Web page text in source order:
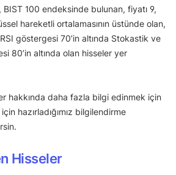
100 endeksinde bulunan, fiyatı 9,
hareketli ortalamasının üstünde olan,
RSI göstergesi 70’in altında Stokastik ve
80’in altında olan hisseler yer
hakkında daha fazla bilgi edinmek için
hazırladığımız bilgilendirme
Hisseler